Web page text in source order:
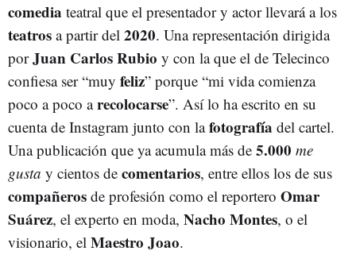
comedia teatral que el presentador y actor llevará a los
teatros a partir del 2020. Una representación dirigida
porJuan Carlos Rubio y con la que el de Telecinco
confiesa ser “muy feliz” porque “mi vida comienza
poco a poco arecolocarse”. Así lo ha escrito en su
cuenta de Instagram junto con lafotografía del cartel.
Una publicación que ya acumula más de 5.000 me
gusta y cientos de comentarios, entre ellos los de sus
compañeros de profesión como el reportero Omar
Suárez, el experto en moda, Nacho Montes, o el
visionario, el Maestro Joao.